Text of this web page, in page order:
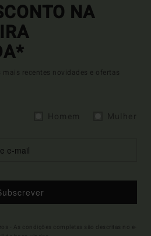
NA
mais recentes novidades e ofertas